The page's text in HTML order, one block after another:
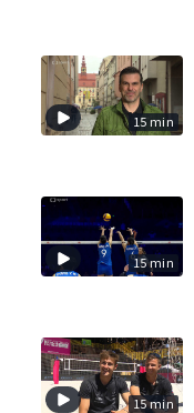
15 min
15 min
15 min